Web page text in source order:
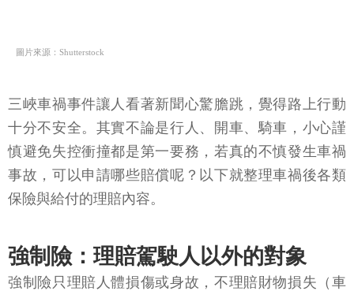
圖片來源：Shutterstock
三峽車禍事件讓人看著新聞心驚膽跳，覺得路上行動
十分不安全。其實不論是行人、開車、騎車，小心謹
慎避免失控衝撞都是第一要務，若真的不慎發生車禍
事故，可以申請哪些賠償呢？以下就整理車禍後各類
保險與給付的理賠內容。
強制險：理賠駕駛人以外的對象
強制險只理賠人體損傷或身故，不理賠財物損失（車